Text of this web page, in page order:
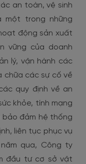
an toàn, vệ sinh
một trong những
động sản xuất
vững của doanh
lý, vận hành các
chữa các sự cố về
quy định về an
khỏe, tính mạng
bảo đảm hệ thống
liên tục phục vụ
qua, Công ty
đầu tư cơ sở vật